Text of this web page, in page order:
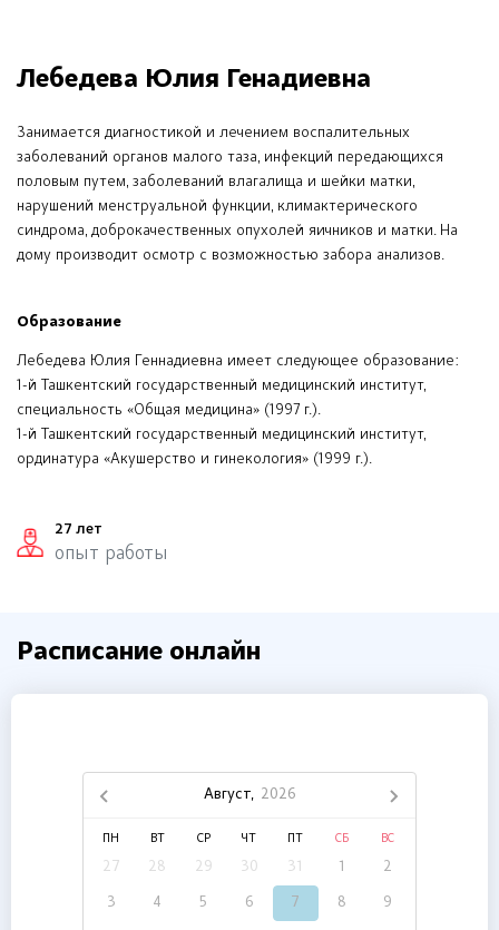
Лебедева Юлия Генадиевна
Занимается диагностикой и лечением воспалительных
заболеваний органов малого таза, инфекций передающихся
половым путем, заболеваний влагалища и шейки матки,
нарушений менструальной функции, климактерического
синдрома, доброкачественных опухолей яичников и матки. На
дому производит осмотр с возможностью забора анализов.
Образование
Лебедева Юлия Геннадиевна имеет следующее образование:
1-й Ташкентский государственный медицинский институт,
специальность «Общая медицина» (1997 г.).
1-й Ташкентский государственный медицинский институт,
ординатура «Акушерство и гинекология» (1999 г.).
27 лет
опыт работы
Расписание онлайн
Август, 2026
ПН ВТ СР ЧТ СБ ВС
27 28 29 30 31 1 2
3 4 5 6 7 8 9